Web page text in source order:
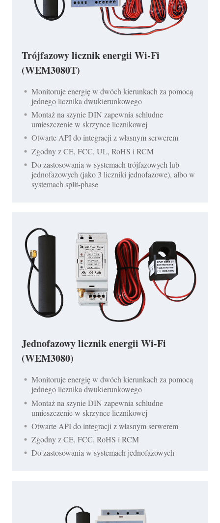
Trójfazowy licznik energii Wi-Fi
(WEM3080T)
Monitoruje energię w dwóch kierunkach za pomocą
jednego licznika dwukierunkowego
Montaż na szynie DIN zapewnia schludne
umieszczenie w skrzynce licznikowej
Otwarte API do integracji z własnym serwerem
Zgodny z CE, FCC, UL, RoHS i RCM
Do zastosowania w systemach trójfazowych lub
jednofazowych (jako 3 liczniki jednofazowe), albo w
systemach split-phase
Jednofazowy licznik energii Wi-Fi
(WEM3080)
Monitoruje energię w dwóch kierunkach za pomocą
jednego licznika dwukierunkowego
Montaż na szynie DIN zapewnia schludne
umieszczenie w skrzynce licznikowej
Otwarte API do integracji z własnym serwerem
Zgodny z CE, FCC, RoHS i RCM
Do zastosowania w systemach jednofazowych